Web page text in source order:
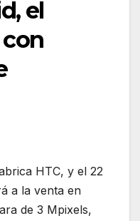
el
HTC, y el 22
a la venta en
de 3 Mpixels,